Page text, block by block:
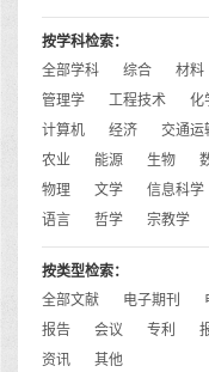
按学科检索：
全部学科
综合 材料
管理学
工程技术 化
计算机
经济 交通运
农业
能源 生物
物理
文学 信息科学
语言
哲学 宗教学
按类型检索：
全部文献
电子期刊
报告
会议 专利
资讯
其他